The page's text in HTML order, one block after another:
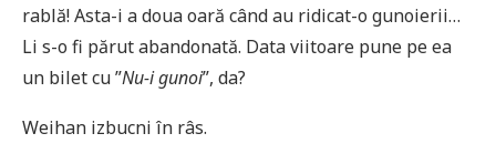
rablă! Asta-i a doua oară când au ridicat-o gunoierii…
Li s-o fi părut abandonată. Data viitoare pune pe ea
un bilet cu ”Nu-i gunoi”, da?
Weihan izbucni în râs.